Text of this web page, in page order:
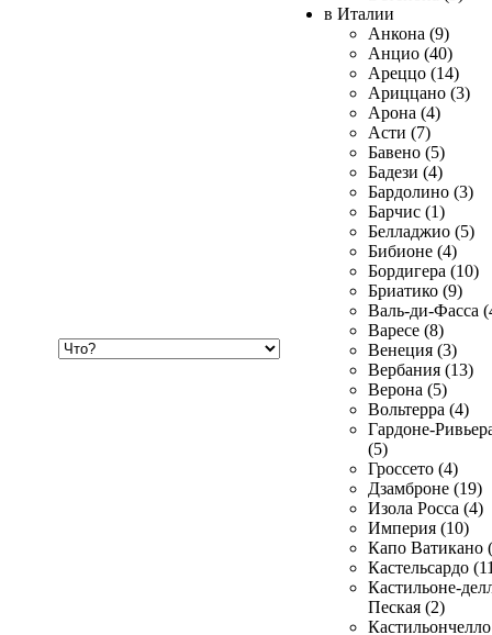
в Италии
Анкона (9)
Анцио (40)
Ареццо (14)
Ариццано (3)
Арона (4)
Асти (7)
Бавено (5)
Бадези (4)
Бардолино (3)
Барчис (1)
Белладжио (5)
Бибионе (4)
Бордигера (10)
Бриатико (9)
Валь-ди-Фасса
Варесе (8)
Венеция (3)
Вербания (13)
Верона (5)
Вольтерра (4)
Гардоне-
(5)
Гроссето (4)
Дзамброне (19)
Изола Росса (4)
Империя (10)
Капо Ватикано
Кастельсардо
Кастильоне-
Пеская (2)